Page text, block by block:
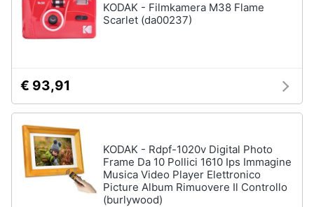
Libri,
cd
Festività
ricorrenze
Promozioni
KODAK - Filmkamera M38 Flame
Scarlet (da00237)
€ 93,91
KODAK - Rdpf-1020v Digital Photo
Frame Da 10 Pollici 1610 Ips Immagine
Musica Video Player Elettronico
Picture Album Rimuovere Il Controllo
(burlywood)